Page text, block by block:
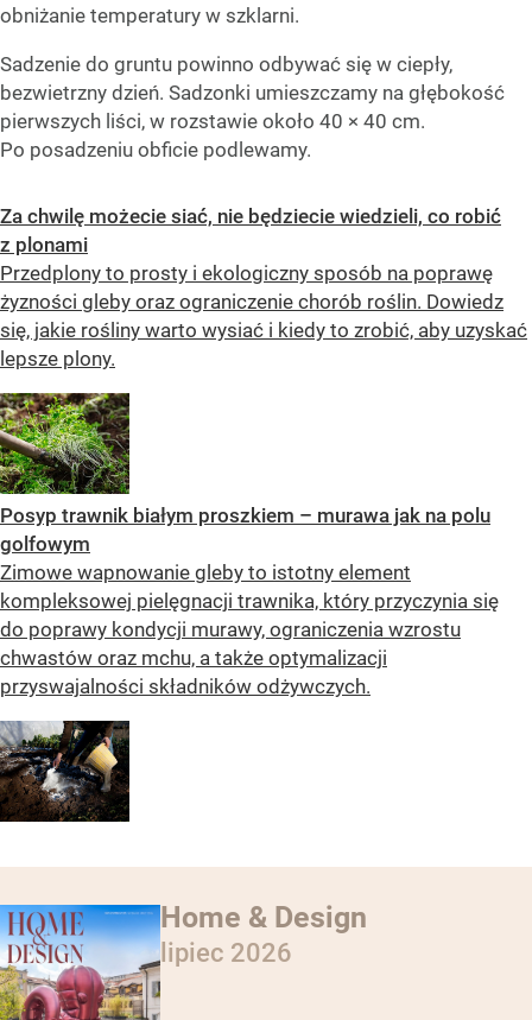
obniżanie temperatury w szklarni.
Sadzenie do gruntu powinno odbywać się w ciepły,
bezwietrzny dzień. Sadzonki umieszczamy na głębokość
pierwszych liści, w rozstawie około 40 × 40 cm.
Po posadzeniu obficie podlewamy.
Za chwilę możecie siać, nie będziecie wiedzieli, co robić
z plonami
Przedplony to prosty i ekologiczny sposób na poprawę
żyzności gleby oraz ograniczenie chorób roślin. Dowiedz
się, jakie rośliny warto wysiać i kiedy to zrobić, aby uzyskać
lepsze plony.
Posyp trawnik białym proszkiem – murawa jak na polu
golfowym
Zimowe wapnowanie gleby to istotny element
kompleksowej pielęgnacji trawnika, który przyczynia się
do poprawy kondycji murawy, ograniczenia wzrostu
chwastów oraz mchu, a także optymalizacji
przyswajalności składników odżywczych.
Home & Design
lipiec 2026